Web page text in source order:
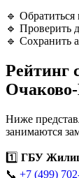
🔹
🔹 Проверить
🔹 Сохранить
Рейтинг
Ниже
занимаются
1️⃣ ГБУ
📞 +7 (499)